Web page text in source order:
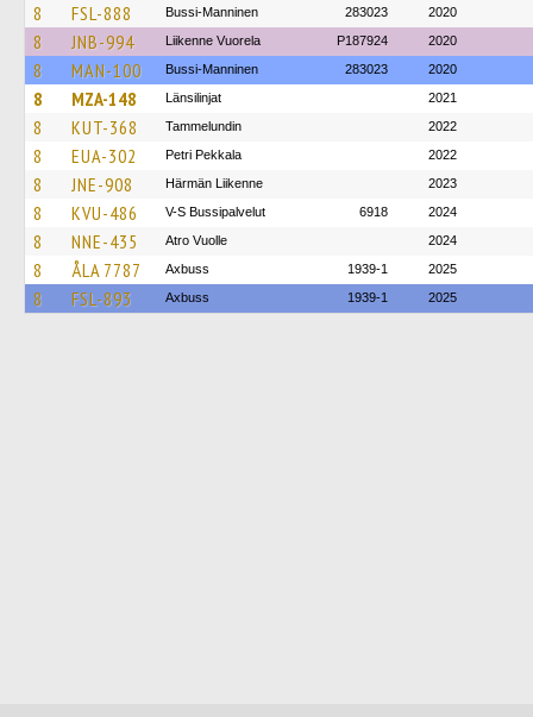
8 FSL-888 Bussi-Manninen 283023 2020
8 JNB-994 Liikenne Vuorela P187924 2020
8 MAN-100 Bussi-Manninen 283023 2020
8 MZA-148 Länsilinjat 2021
8 KUT-368 Tammelundin 2022
8 EUA-302 Petri Pekkala 2022
8 JNE-908 Härmän Liikenne 2023
8 KVU-486 V-S Bussipalvelut 6918 2024
8 NNE-435 Atro Vuolle 2024
8 ÅLA 7787 Axbuss 1939-1 2025
8 FSL-893 Axbuss 1939-1 2025